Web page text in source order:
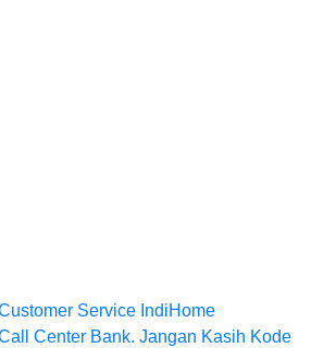
Service IndiHome
Center Bank. Jangan Kasih Kode